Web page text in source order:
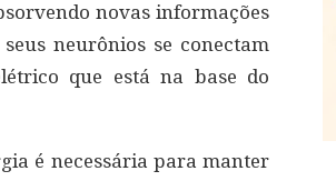
novas informações
neurônios se conectam
que está na base do
é necessária para manter